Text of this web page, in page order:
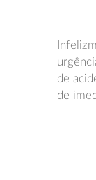
de
de